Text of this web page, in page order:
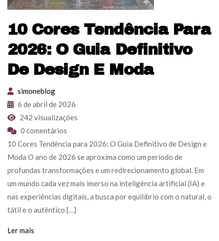
10 Cores Tendência Para
2026: O Guia Definitivo
De Design E Moda
simoneblog
6 de abril de 2026
242 visualizações
0 comentários
10 Cores Tendência para 2026: O Guia Definitivo de Design e
Moda O ano de 2026 se aproxima como um período de
profundas transformações e um redirecionamento global. Em
um mundo cada vez mais imerso na inteligência artificial (IA) e
nas experiências digitais, a busca por equilíbrio com o natural, o
tátil e o autêntico […]
Ler mais